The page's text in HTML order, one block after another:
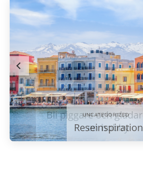
UNCATEGORIZED
Reseinspiration